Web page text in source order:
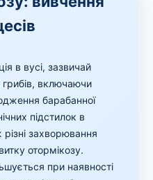
в вусі, зазвичай
включаючи
барабанної
підстилок в
захворювання
отормікозу.
при наявності